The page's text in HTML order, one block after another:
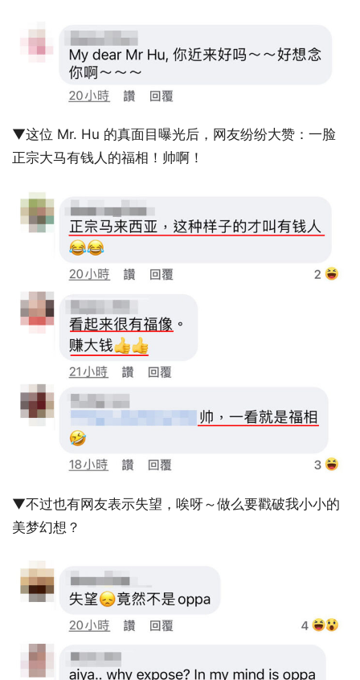
▼这位 Mr. Hu 的真面目曝光后，网友纷纷大赞：一脸
正宗大马有钱人的福相！帅啊！
▼不过也有网友表示失望，唉呀～做么要戳破我小小的
美梦幻想？